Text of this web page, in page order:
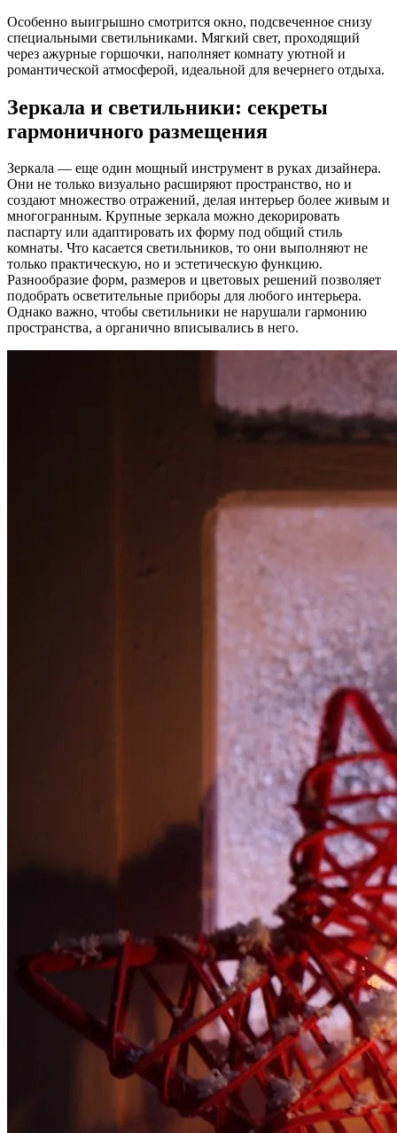
Особенно выигрышно смотрится окно, подсвеченное снизу
специальными светильниками. Мягкий свет, проходящий
через ажурные горшочки, наполняет комнату уютной и
романтической атмосферой, идеальной для вечернего отдыха.
Зеркала и светильники: секреты
гармоничного размещения
Зеркала — еще один мощный инструмент в руках дизайнера.
Они не только визуально расширяют пространство, но и
создают множество отражений, делая интерьер более живым и
многогранным. Крупные зеркала можно декорировать
паспарту или адаптировать их форму под общий стиль
комнаты. Что касается светильников, то они выполняют не
только практическую, но и эстетическую функцию.
Разнообразие форм, размеров и цветовых решений позволяет
подобрать осветительные приборы для любого интерьера.
Однако важно, чтобы светильники не нарушали гармонию
пространства, а органично вписывались в него.